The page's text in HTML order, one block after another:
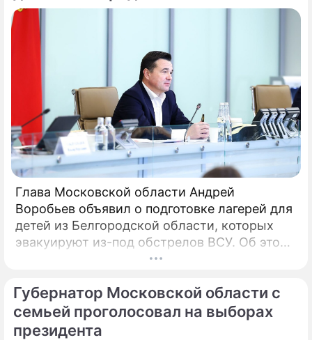
Глава Московской области Андрей
Воробьев объявил о подготовке лагерей для
детей из Белгородской области, которых
эвакуируют из-под обстрелов ВСУ. Об этом
говорится в сообщении, распространенном
Подмосковья. «Мы не можем оставаться в
стороне.
Губернатор Московской области с
семьей проголосовал на выборах
президента